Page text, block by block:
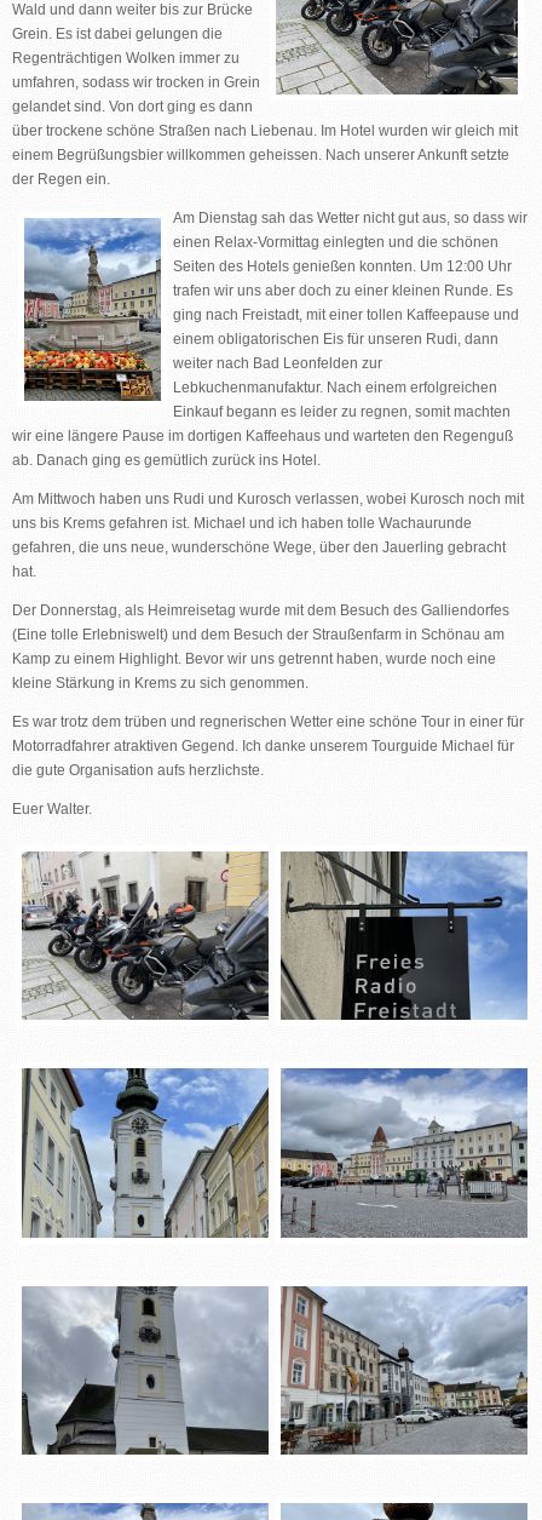
Wald und dann weiter bis zur Brücke
Grein. Es ist dabei gelungen die
Regenträchtigen Wolken immer zu
umfahren, sodass wir trocken in Grein
gelandet sind. Von dort ging es dann
über trockene schöne Straßen nach Liebenau. Im Hotel wurden wir gleich mit
einem Begrüßungsbier willkommen geheissen. Nach unserer Ankunft setzte
der Regen ein.
Am Dienstag sah das Wetter nicht gut aus, so dass wir
einen Relax-Vormittag einlegten und die schönen
Seiten des Hotels genießen konnten. Um 12:00 Uhr
trafen wir uns aber doch zu einer kleinen Runde. Es
ging nach Freistadt, mit einer tollen Kaffeepause und
einem obligatorischen Eis für unseren Rudi, dann
weiter nach Bad Leonfelden zur
Lebkuchenmanufaktur. Nach einem erfolgreichen
Einkauf begann es leider zu regnen, somit machten
wir eine längere Pause im dortigen Kaffeehaus und warteten den Regenguß
ab. Danach ging es gemütlich zurück ins Hotel.
Am Mittwoch haben uns Rudi und Kurosch verlassen, wobei Kurosch noch mit
uns bis Krems gefahren ist. Michael und ich haben tolle Wachaurunde
gefahren, die uns neue, wunderschöne Wege, über den Jauerling gebracht
hat.
Der Donnerstag, als Heimreisetag wurde mit dem Besuch des Galliendorfes
(Eine tolle Erlebniswelt) und dem Besuch der Straußenfarm in Schönau am
Kamp zu einem Highlight. Bevor wir uns getrennt haben, wurde noch eine
kleine Stärkung in Krems zu sich genommen.
Es war trotz dem trüben und regnerischen Wetter eine schöne Tour in einer für
Motorradfahrer atraktiven Gegend. Ich danke unserem Tourguide Michael für
die gute Organisation aufs herzlichste.
Euer Walter.